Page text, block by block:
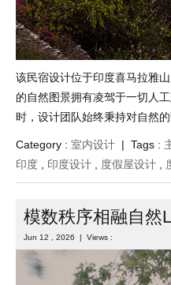
该民宿设计位于印度喜马拉雅
的自然图景拥有凌驾于一切人
时，设计团队始终秉持对自然
Category : 室内设计 | Tags :
印度 , 印度设计 , 度假屋设计 ,
模数秩序相融自然
Jun 12 , 2026 | Views :